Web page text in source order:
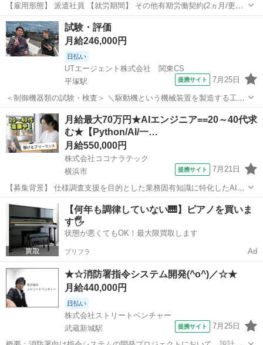
【雇用形態】 派遣社員 【就労期間】 その他有期労働契約(2ヵ月/更新
の可能性有り) ※状況により変動あり 【給与】 時給2200円 【勤務時
神奈川 茅ヶ崎市 寒川駅
試験・評価
月給246,000円
日払い
UTエージェント株式会社 関東CS
平塚駅
提携サイト 7月25日
＜制御機器類の試験・検査＞ ＼駆動機という機械装置を製造する工場
でのお仕事！／ ＜具体的には…＞ ◆駆動機の試験・検査業務です！
◆受入れ検査、寸法検査（マイクロメータ・ノギス）を行います ◆外
観検査、通電検査等（回転子コ...
神奈川 平塚市 平塚駅 プログラマー
月給最大70万円★AIエンジニア==20～40代求
む★【Python/AI/一…
月給550,000円
株式会社ココナラテック
横浜市
提携サイト 7月21日
【募集背景】 仕様調査支援を目的とした業務固有知識に特化したAIを
開発し、調査業務の効率化と精度向上を図るためのプロジェクトで
開発を行っていただきます。一...
神奈川 横浜市 エンジニア
【何年も調律していない🎹】ピアノを買いま
す🖐️
状態が悪くてもOK！最大限買取します
プリフラ Ad
★☆消防署指令システム開発(^o^)／☆★
月給440,000円
日払い
株式会社ストリートベンチャー
武蔵新城駅
提携サイト 7月25日